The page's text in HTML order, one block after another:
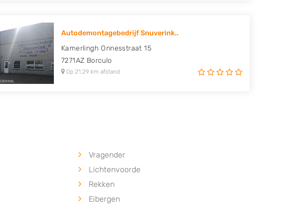
Autodemontagebedrijf Snuverink..
Kamerlingh Onnesstraat 15
7271AZ Borculo
Op 21,29 km afstand
Vragender
Lichtenvoorde
Rekken
Eibergen